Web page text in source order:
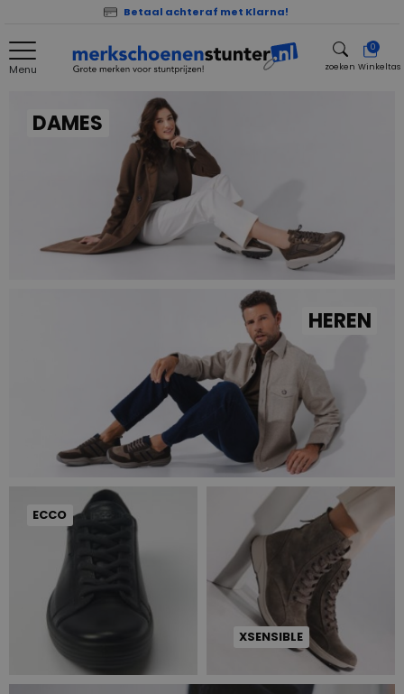
Betaal achteraf met Klarna!
Menu zoeken
0
Winkeltas
DAMES
HEREN
ECCO
XSENSIBLE